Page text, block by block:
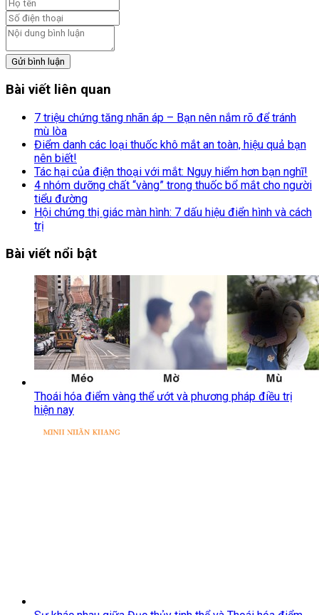
Gửi bình luận
Bài viết liên quan
7 triệu chứng tăng nhãn áp – Bạn nên nắm rõ để tránh
mù lòa
Điểm danh các loại thuốc khô mắt an toàn, hiệu quả bạn
nên biết!
Tác hại của điện thoại với mắt: Nguy hiểm hơn bạn nghĩ!
4 nhóm dưỡng chất “vàng” trong thuốc bổ mắt cho người
tiểu đường
Hội chứng thị giác màn hình: 7 dấu hiệu điển hình và cách
trị
Bài viết nổi bật
Thoái hóa điểm vàng thể ướt và phương pháp điều trị
hiện nay